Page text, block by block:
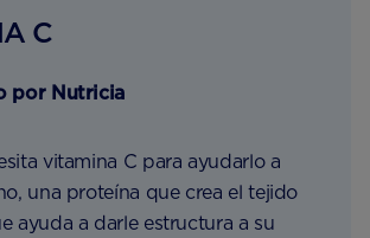
C
por Nutricia
vitamina C para ayudarlo a
una proteína que crea el tejido
ayuda a darle estructura a su